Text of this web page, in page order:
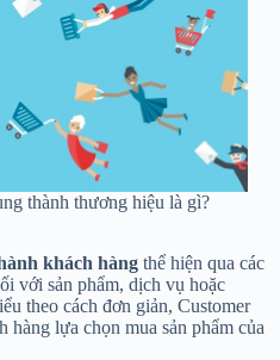
thành thương hiệu là gì?
khách hàng thể hiện qua các
với sản phẩm, dịch vụ hoặc
theo cách đơn giản, Customer
lựa chọn mua sản phẩm của